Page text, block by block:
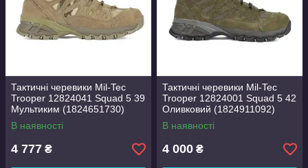
Тактичні черевики Mil-Tec
Trooper 12824041 Squad 5 39
Мультиким (1824651730)
В наявності
4 777 ₴
Тактичні черевики Mil-Tec
Trooper 12824001 Squad 5 42
Оливковий (1824911092)
В наявності
4 000 ₴